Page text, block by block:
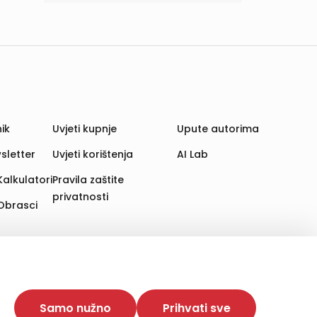
Time poboljšavamo korisničko iskustvo,
web stranica i uređaja u tu svrhu. Naši partneri
Samo nužno Prihvati sve
Uvjeti kupnje
Uvjeti korištenja
Pravila zaštite
privatnosti
Upute autorima
AI Lab